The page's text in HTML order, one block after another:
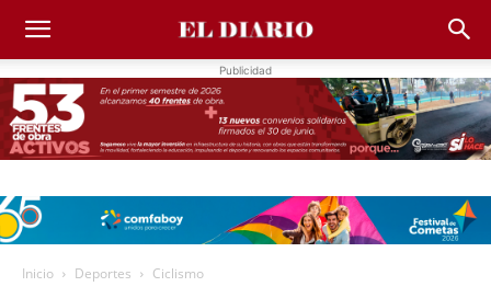
Publicidad
Inicio Deportes Ciclismo